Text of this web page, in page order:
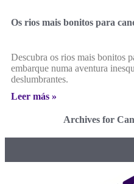
Os rios mais bonitos para
Descubra os rios mais bonitos
embarque numa aventura
deslumbrantes.
Leer más »
Archives for